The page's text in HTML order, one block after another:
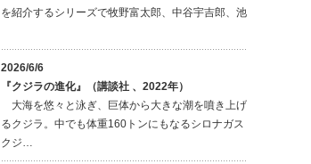
を紹介するシリーズで牧野富太郎、中谷宇吉郎、池
2026/6/6
『クジラの進化』（講談社 、2022年）
大海を悠々と泳ぎ、巨体から大きな潮を噴き上げ
るクジラ。中でも体重160トンにもなるシロナガス
クジ…